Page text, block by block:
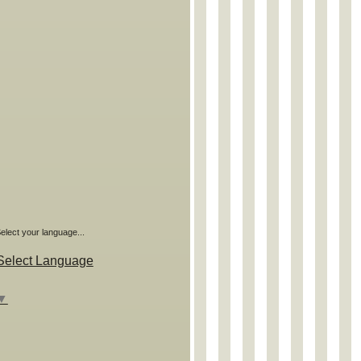
your language...
Language